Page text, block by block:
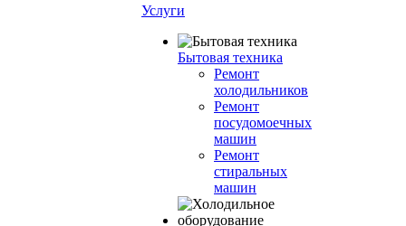
Услуги
Бытовая техника
Ремонт
холодильников
Ремонт
посудомоечных
машин
Ремонт
стиральных
машин